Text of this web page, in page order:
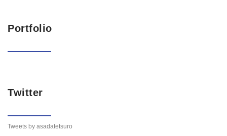
Portfolio
Twitter
Tweets by asadatetsuro